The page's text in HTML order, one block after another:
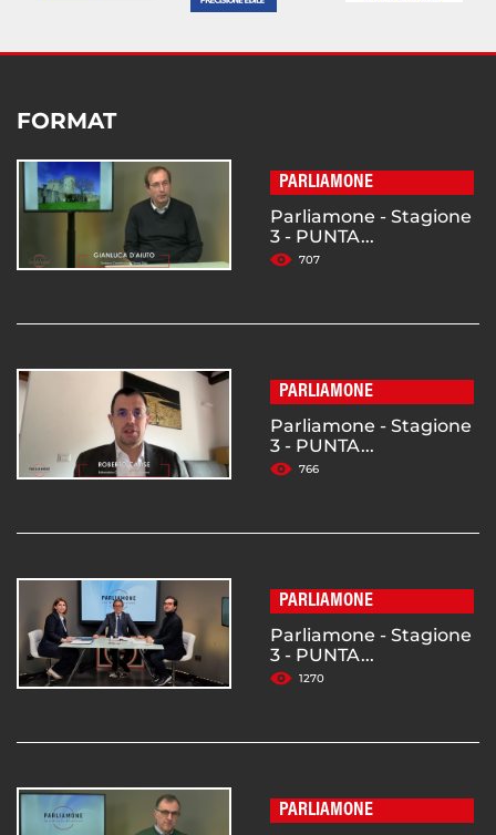
FORMAT
PARLIAMONE
Parliamone - Stagione
3 - PUNTA...
707
PARLIAMONE
Parliamone - Stagione
3 - PUNTA...
766
PARLIAMONE
Parliamone - Stagione
3 - PUNTA...
1270
PARLIAMONE